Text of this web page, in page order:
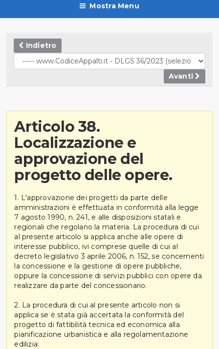
Mostra Menu
Indietro
Avanti
Articolo 38.
Localizzazione e
approvazione del
progetto delle opere.
1. L'approvazione dei progetti da parte delle
amministrazioni è effettuata in conformità alla legge
7 agosto 1990, n. 241, e alle disposizioni statali e
regionali che regolano la materia. La procedura di cui
al presente articolo si applica anche alle opere di
interesse pubblico, ivi comprese quelle di cui al
decreto legislativo 3 aprile 2006, n. 152, se concernenti
la concessione e la gestione di opere pubbliche,
oppure la concessione di servizi pubblici con opere da
realizzare da parte del concessionario.
2. La procedura di cui al presente articolo non si
applica se è stata già accertata la conformità del
progetto di fattibilità tecnica ed economica alla
pianificazione urbanistica e alla regolamentazione
edilizia: